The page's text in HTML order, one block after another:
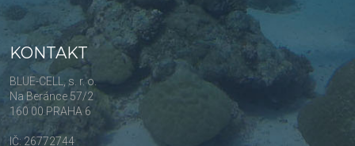
KONTAKT
BLUE-CELL, s. r. o.
Na Beránce 57/2
160 00 PRAHA 6
IČ: 26772744